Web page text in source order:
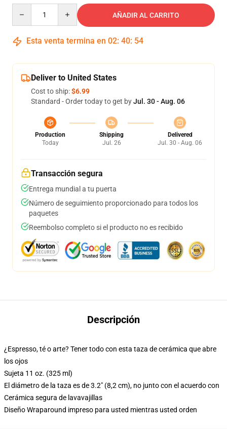
AÑADIR AL CARRITO
Esta venta termina en 02: 40: 54
Deliver to United States
Cost to ship:$6.99
Standard - Order today to get byJul. 30 - Aug. 06
Production
Today
Shipping
Jul. 26
Delivered
Jul. 30 - Aug. 06
Transacción segura
Entrega mundial a tu puerta
Número de seguimiento proporcionado para todos los
paquetes
Reembolso completo si el producto no es recibido
Descripción
¿Espresso, té o arte? Tener todo con esta taza de cerámica que abre
los ojos
Sujeta 11 oz. (325 ml)
El diámetro de la taza es de 3.2" (8,2 cm), no junto con el acuerdo con
Cerámica segura de lavavajillas
Diseño Wraparound impreso para usted mientras usted orden